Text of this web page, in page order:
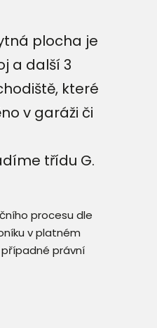
plocha je
a další 3
které
v garáži či
třídu G.
procesu dle
v platném
právní